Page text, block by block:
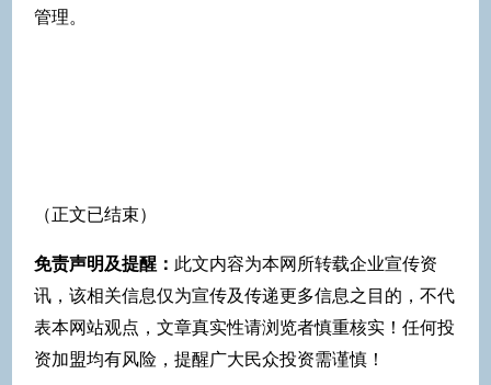
管理。
（正文已结束）
免责声明及提醒： 此文内容为本网所转载企业宣传资
讯，该相关信息仅为宣传及传递更多信息之目的，不代
表本网站观点，文章真实性请浏览者慎重核实！任何投
资加盟均有风险，提醒广大民众投资需谨慎！